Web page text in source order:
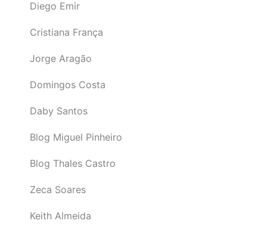
Diego Emir
Cristiana França
Jorge Aragão
Domingos Costa
Daby Santos
Blog Miguel Pinheiro
Blog Thales Castro
Zeca Soares
Keith Almeida